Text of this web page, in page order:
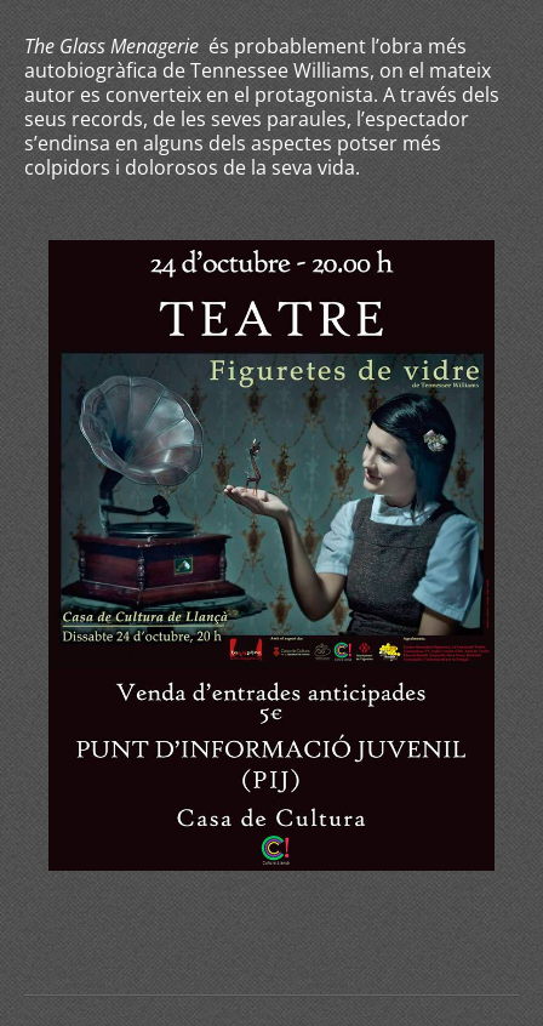
The Glass Menagerie és probablement l’obra més
autobiogràfica de Tennessee Williams, on el mateix
autor es converteix en el protagonista. A través dels
seus records, de les seves paraules, l’espectador
s’endinsa en alguns dels aspectes potser més
colpidors i dolorosos de la seva vida.